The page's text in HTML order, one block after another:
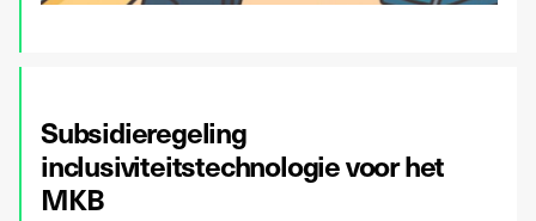
Subsidieregeling
inclusiviteitstechnologie voor het
MKB